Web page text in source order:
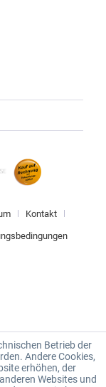
Kontakt
Betrieb der
Andere Cookies,
erhöhen, der
Websites und